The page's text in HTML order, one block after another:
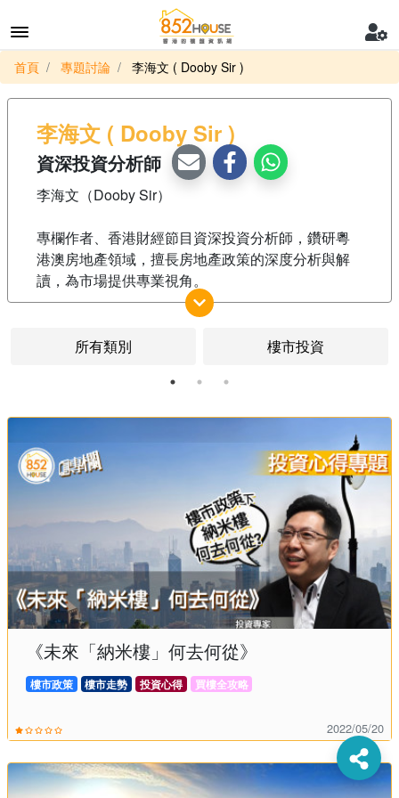
首頁 專題討論 李海文 ( Dooby Sir )
李海文 ( Dooby Sir )
資深投資分析師
李海文（Dooby Sir）
專欄作者、香港財經節目資深投資分析師，鑽研粵
港澳房地產領域，擅長房地產政策的深度分析與解
讀，為市場提供專業視角。
- 曾獲香港搜房網評為「風雲人物」榮譽。
巧」「銷售技巧」課程導師及顧問，負責實用技能
- 曾出任多家香港上市內地發展商的顧問，並以導
師、講者身份，向行業分享房地產投資與相關洞
見；
- 常獲各大傳媒邀請，針對樓市動向、房地產相關政
策等議題提供專業解讀；
- 書籍《工商舖小本投資入門》主作者，以深入淺出
的表述方式，幫助讀者輕鬆掌握投資知識與實用技
巧。
所有類別 樓市投資
《未來「納米樓」何去何從》
樓市政策 樓市走勢 投資心得 買樓全攻略
2022/05/20